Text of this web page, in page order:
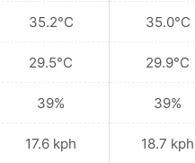
35.2°C
29.5°C
39%
17.6 kph
35.0°C
29.9°C
39%
18.7 kph